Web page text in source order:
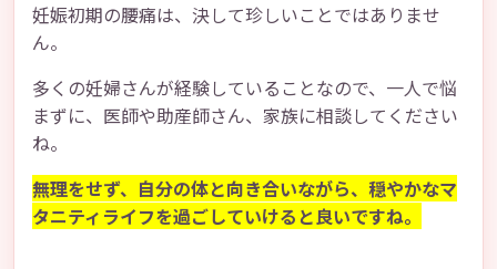
妊娠初期の腰痛は、決して珍しいことではありませ
ん。
多くの妊婦さんが経験していることなので、一人で悩
まずに、医師や助産師さん、家族に相談してください
ね。
無理をせず、自分の体と向き合いながら、穏やかなマ
タニティライフを過ごしていけると良いですね。